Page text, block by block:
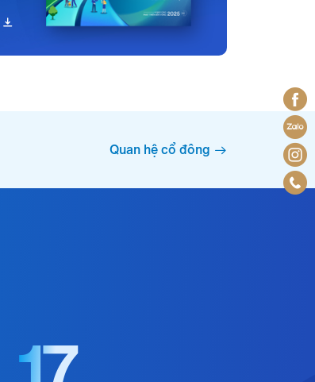
Quan hệ cổ đông